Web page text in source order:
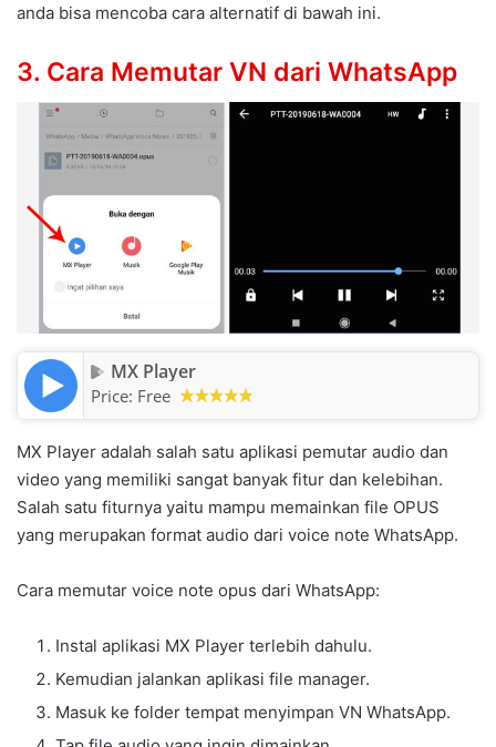
anda bisa mencoba cara alternatif di bawah ini.
3. Cara Memutar VN dari WhatsApp
MX Player
Price: Free
MX Player adalah salah satu aplikasi pemutar audio dan
video yang memiliki sangat banyak fitur dan kelebihan.
Salah satu fiturnya yaitu mampu memainkan file OPUS
yang merupakan format audio dari voice note WhatsApp.
Cara memutar voice note opus dari WhatsApp:
Instal aplikasi MX Player terlebih dahulu.
Kemudian jalankan aplikasi file manager.
Masuk ke folder tempat menyimpan VN WhatsApp.